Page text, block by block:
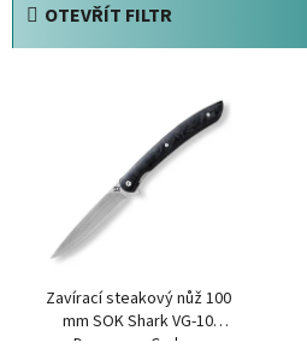
OTEVŘÍT FILTR
Zavírací steakový nůž 100
mm SOK Shark VG-10
Damascus Carbon